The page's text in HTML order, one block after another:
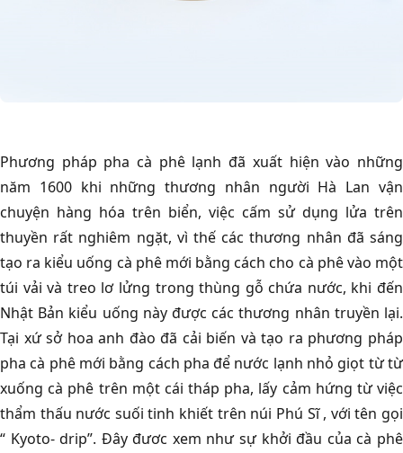
Phương pháp pha cà phê lạnh đã xuất hiện vào những
năm 1600 khi những thương nhân người Hà Lan vận
chuyện hàng hóa trên biển, việc cấm sử dụng lửa trên
thuyền rất nghiêm ngặt, vì thế các thương nhân đã sáng
tạo ra kiểu uống cà phê mới bằng cách cho cà phê vào một
túi vải và treo lơ lửng trong thùng gỗ chứa nước, khi đến
Nhật Bản kiểu uống này được các thương nhân truyền lại.
Tại xứ sở hoa anh đào đã cải biến và tạo ra phương pháp
pha cà phê mới bằng cách pha để nước lạnh nhỏ giọt từ từ
xuống cà phê trên một cái tháp pha, lấy cảm hứng từ việc
thẩm thấu nước suối tinh khiết trên núi Phú Sĩ , với tên gọi
“ Kyoto- drip”. Đây đươc xem như sự khởi đầu của cà phê